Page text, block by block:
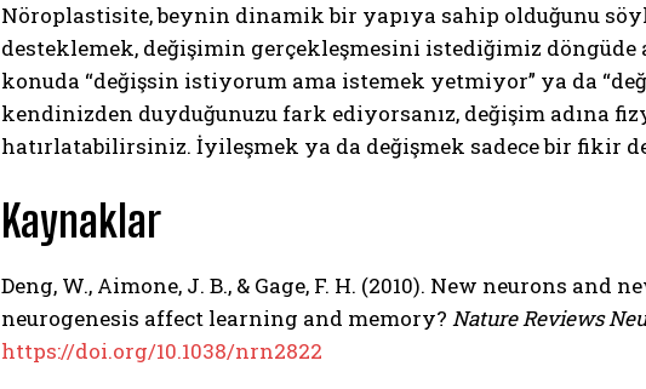
Nöroplastisite, beynin dinamik bir yapıya sahip olduğunu
desteklemek, değişimin gerçekleşmesini istediğimiz
konuda “değişsin istiyorum ama istemek yetmiyor” ya da
kendinizden duyduğunuzu fark ediyorsanız, değişim adına
hatırlatabilirsiniz. İyileşmek ya da değişmek sadece bir fikir
Kaynaklar
Deng, W., Aimone, J. B., & Gage, F. H. (2010). New neurons
neurogenesis affect learning and memory? Nature Reviews
https://doi.org/10.1038/nrn2822